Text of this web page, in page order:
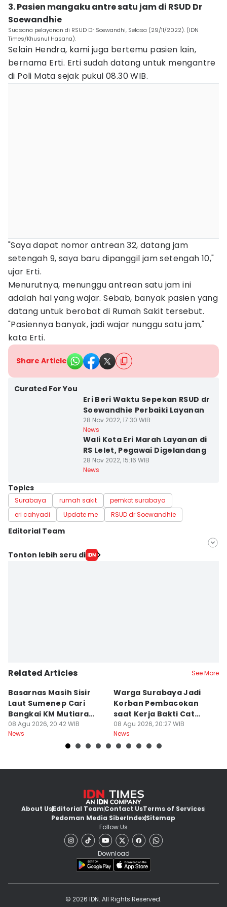
3. Pasien mangaku antre satu jam di RSUD Dr
Soewandhie
Suasana pelayanan di RSUD Dr Soewandhi, Selasa (29/11/2022). (IDN
Times/Khusnul Hasana).
Selain Hendra, kami juga bertemu pasien lain,
bernama Erti. Erti sudah datang untuk mengantre
di Poli Mata sejak pukul 08.30 WIB.
"Saya dapat nomor antrean 32, datang jam
setengah 9, saya baru dipanggil jam setengah 10,"
ujar Erti.
Menurutnya, menunggu antrean satu jam ini
adalah hal yang wajar. Sebab, banyak pasien yang
datang untuk berobat di Rumah Sakit tersebut.
"Pasiennya banyak, jadi wajar nunggu satu jam,"
kata Erti.
Share Article
Curated For You
Eri Beri Waktu Sepekan RSUD dr
Soewandhie Perbaiki Layanan
28 Nov 2022, 17:30 WIB
News
Wali Kota Eri Marah Layanan di
RS Lelet, Pegawai Digelandang
28 Nov 2022, 15:16 WIB
News
Topics
Surabaya rumah sakit
pemkot surabaya
eri cahyadi
Update me RSUD dr Soewandhie
Editorial Team
Editor
Tonton lebih seru di
Related Articles See More
Basarnas Masih Sisir
Laut Sumenep Cari
Bangkai KM Mutiara
Sentosa II
08 Agu 2026, 20:42 WIB
News
Warga Surabaya Jadi
Korban Pembacokan
saat Kerja Bakti Cat
Gapura
08 Agu 2026, 20:27 WIB
News
About UsEditorial TeamContact UsTerms of Services
Pedoman Media SiberIndexSitemap
Follow Us
Download
© 2026 IDN. All Rights Reserved.